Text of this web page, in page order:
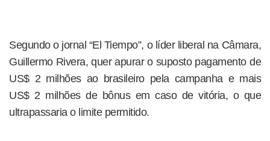
Segundo o jornal “El Tiempo”, o líder liberal na Câmara,
Guillermo Rivera, quer apurar o suposto pagamento de
US$ 2 milhões ao brasileiro pela campanha e mais
US$ 2 milhões de bônus em caso de vitória, o que
ultrapassaria o limite permitido.